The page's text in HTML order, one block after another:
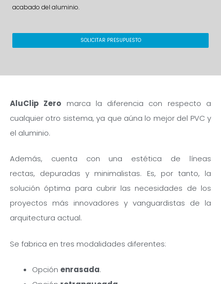
acabado del aluminio.
SOLICITAR PRESUPUESTO
AluClip Zero marca la diferencia con respecto a
cualquier otro sistema, ya que aúna lo mejor del PVC y
el aluminio.
Además, cuenta con una estética de líneas
rectas, depuradas y minimalistas. Es, por tanto, la
solución óptima para cubrir las necesidades de los
proyectos más innovadores y vanguardistas de la
arquitectura actual.
Se fabrica en tres modalidades diferentes:
Opción enrasada.